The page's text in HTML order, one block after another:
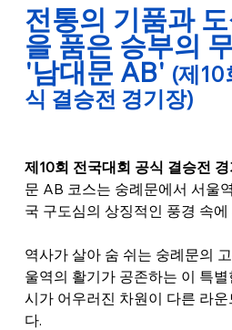
전통의 기품과
을 품은 승부의
'남대문 AB' (제10
식 결승전 경기장)
제10회 전국대회 공식 결승전
문 AB 코스는 숭례문에서 서울
국 구도심의 상징적인 풍경 속
역사가 살아 숨 쉬는 숭례문의
울역의 활기가 공존하는 이 특
시가 어우러진 차원이 다른 라
다.